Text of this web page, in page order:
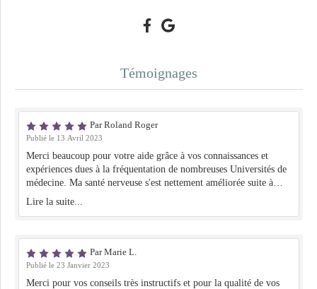
Témoignages
Par Roland Roger
Publié le 13 Avril 2023
Merci beaucoup pour votre aide grâce à vos connaissances et
expériences dues à la fréquentation de nombreuses Universités de
médecine. Ma santé nerveuse s'est nettement améliorée suite à
votre traitement. Encore merci.
Lire la suite...
Par Marie L.
Publié le 23 Janvier 2023
Merci pour vos conseils très instructifs et pour la qualité de vos